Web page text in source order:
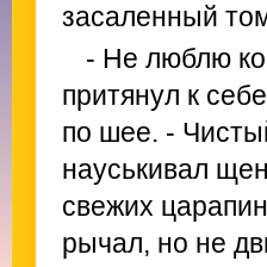
засаленный
- Не люблю
притянул к
по шее. -
науськивал
свежих
рычал, но не